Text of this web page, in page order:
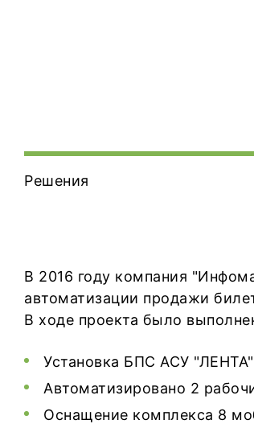
Решения
В 2016 году компания
автоматизации продажи
В ходе проекта было
Установка БПС АСУ
Автоматизировано 2
Оснащение комплекса 8